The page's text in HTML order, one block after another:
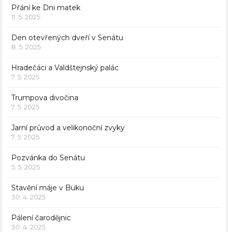
Přání ke Dni matek
11. 5. 2025
Den otevřených dveří v Senátu
8. 5. 2025
Hradečáci a Valdštejnský palác
7. 5. 2025
Trumpova divočina
7. 5. 2025
Jarní průvod a velikonoční zvyky
7. 5. 2025
Pozvánka do Senátu
5. 5. 2025
Stavění máje v Buku
30. 4. 2025
Pálení čarodějnic
30. 4. 2025